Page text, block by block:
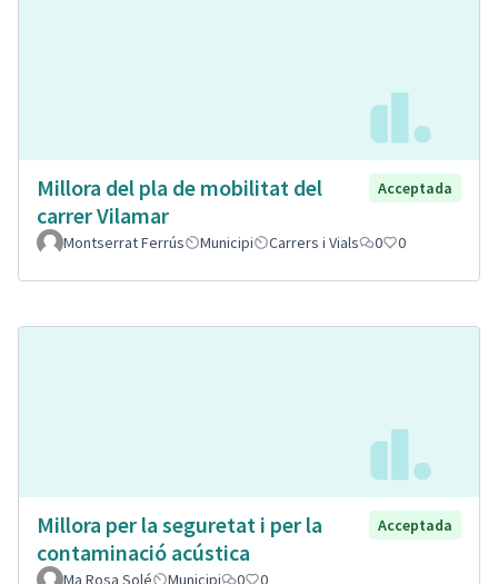
Millora del pla de mobilitat del
carrer Vilamar
Acceptada
Montserrat Ferrús Municipi Carrers i Vials 0 0
Millora per la seguretat i per la
contaminació acústica
Acceptada
Ma Rosa Solé Municipi 0 0